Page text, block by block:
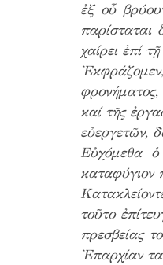
ἐξ οὗ
παρίσταται
χαίρει ἐπί
καί τῆς
εὐεργετῶν,
Εὐχόμεθα ὁ
καταφύγιον
τοῦτο
πρεσβείας
Ἐπαρχίαν